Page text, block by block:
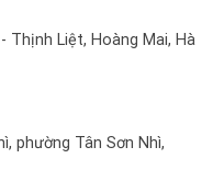
Thịnh Liệt, Hoàng Mai, Hà
phường Tân Sơn Nhì,